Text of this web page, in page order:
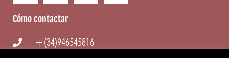
Cómo contactar
+(34)946545816